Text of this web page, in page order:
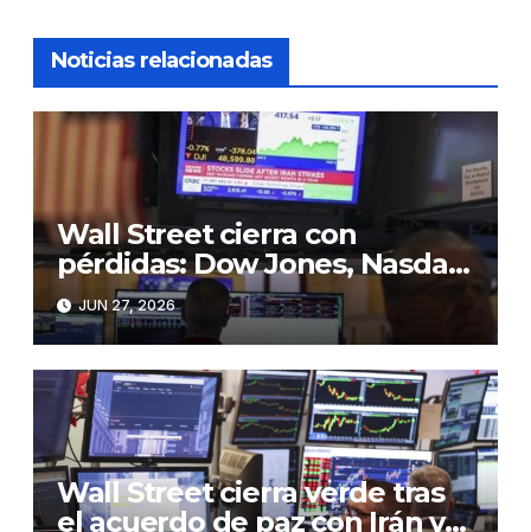
Noticias relacionadas
Wall Street cierra con
pérdidas: Dow Jones, Nasdaq
y S&P 500 retroceden en
jornada de cautela”
JUN 27, 2026
Wall Street cierra verde tras
el acuerdo de paz con Irán y